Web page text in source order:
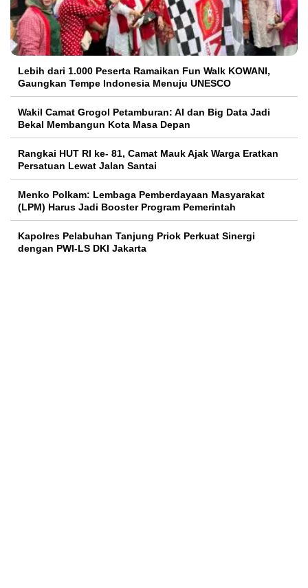
Lebih dari 1.000 Peserta Ramaikan Fun Walk KOWANI,
Gaungkan Tempe Indonesia Menuju UNESCO
Wakil Camat Grogol Petamburan: AI dan Big Data Jadi
Bekal Membangun Kota Masa Depan
Rangkai HUT RI ke- 81, Camat Mauk Ajak Warga Eratkan
Persatuan Lewat Jalan Santai
Menko Polkam: Lembaga Pemberdayaan Masyarakat
(LPM) Harus Jadi Booster Program Pemerintah
Kapolres Pelabuhan Tanjung Priok Perkuat Sinergi
dengan PWI-LS DKI Jakarta